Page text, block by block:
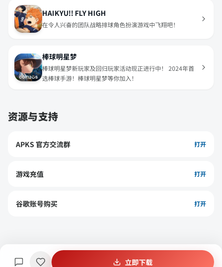
HAIKYU!! FLY HIGH
在令人兴奋的团队战略排球角色扮演游戏中飞翔吧！
棒球明星梦
棒球明星梦新玩家及回归玩家活动现正进行中！ 2024年首
选棒球手游！棒球明星梦等你加入！
资源与支持
APKS 官方交流群 打开
游戏充值 打开
谷歌账号购买 打开
立即下载